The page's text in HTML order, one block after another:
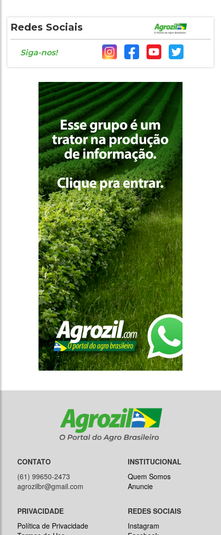
Redes Sociais
Siga-nos!
CONTATO
(61) 99650-2473
agrozilbr@gmail.com
INSTITUCIONAL
Quem Somos
Anuncie
PRIVACIDADE
Política de Privacidade
REDES SOCIAIS
Instagram